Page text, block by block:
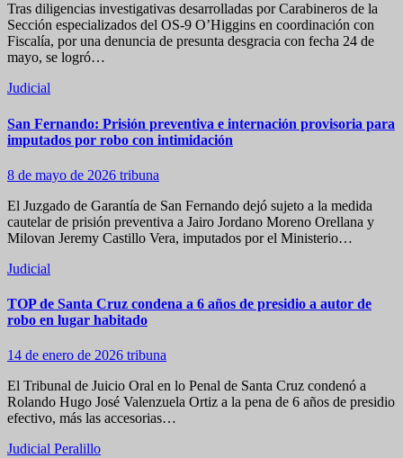
Tras diligencias investigativas desarrolladas por Carabineros de la
Sección especializados del OS-9 O’Higgins en coordinación con
Fiscalía, por una denuncia de presunta desgracia con fecha 24 de
mayo, se logró…
Judicial
San Fernando: Prisión preventiva e internación provisoria para
imputados por robo con intimidación
8 de mayo de 2026 tribuna
El Juzgado de Garantía de San Fernando dejó sujeto a la medida
cautelar de prisión preventiva a Jairo Jordano Moreno Orellana y
Milovan Jeremy Castillo Vera, imputados por el Ministerio…
Judicial
TOP de Santa Cruz condena a 6 años de presidio a autor de
robo en lugar habitado
14 de enero de 2026 tribuna
El Tribunal de Juicio Oral en lo Penal de Santa Cruz condenó a
Rolando Hugo José Valenzuela Ortiz a la pena de 6 años de presidio
efectivo, más las accesorias…
Judicial Peralillo